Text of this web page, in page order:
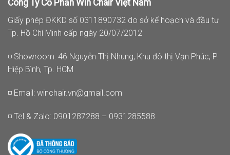
Công Ty Cổ Phần Win Chair Việt Nam
Giấy phép ĐKKD số 0311890732 do sở kế hoạch và đầu tư
Tp. Hồ Chí Minh cấp ngày 20/07/2012
◽ Showroom: 46 Nguyễn Thị Nhung, Khu đô thị Vạn Phúc, P.
Hiệp Bình, Tp. HCM
◽ Email: winchair.vn@gmail.com
◽ Tel & Zalo: 0901287288 – 0931285588